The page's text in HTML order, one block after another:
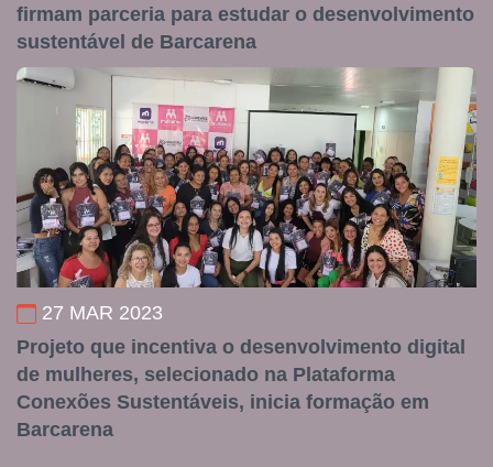
firmam parceria para estudar o desenvolvimento
sustentável de Barcarena
27 MAR 2023
Projeto que incentiva o desenvolvimento digital
de mulheres, selecionado na Plataforma
Conexões Sustentáveis, inicia formação em
Barcarena